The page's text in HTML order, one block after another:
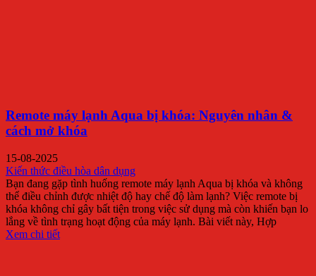
Remote máy lạnh Aqua bị khóa: Nguyên nhân &
cách mở khóa
15-08-2025
Kiến thức điều hòa dân dụng
Bạn đang gặp tình huống remote máy lạnh Aqua bị khóa và không
thể điều chỉnh được nhiệt độ hay chế độ làm lạnh? Việc remote bị
khóa không chỉ gây bất tiện trong việc sử dụng mà còn khiến bạn lo
lắng về tình trạng hoạt động của máy lạnh. Bài viết này, Hợp
Xem chi tiết